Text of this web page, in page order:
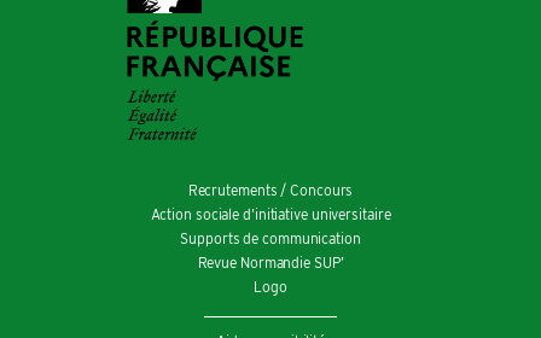
Recrutements / Concours
Action sociale d’initiative universitaire
Supports de communication
Revue Normandie SUP’
Logo